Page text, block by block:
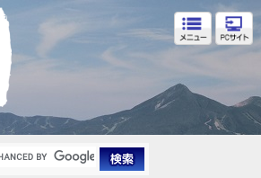
福島県議会